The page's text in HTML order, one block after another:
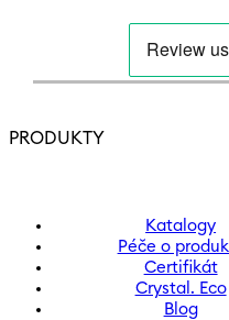
PRODUKTY
Katalogy
Péče o
Certifikát
Crystal. Eco
Blog